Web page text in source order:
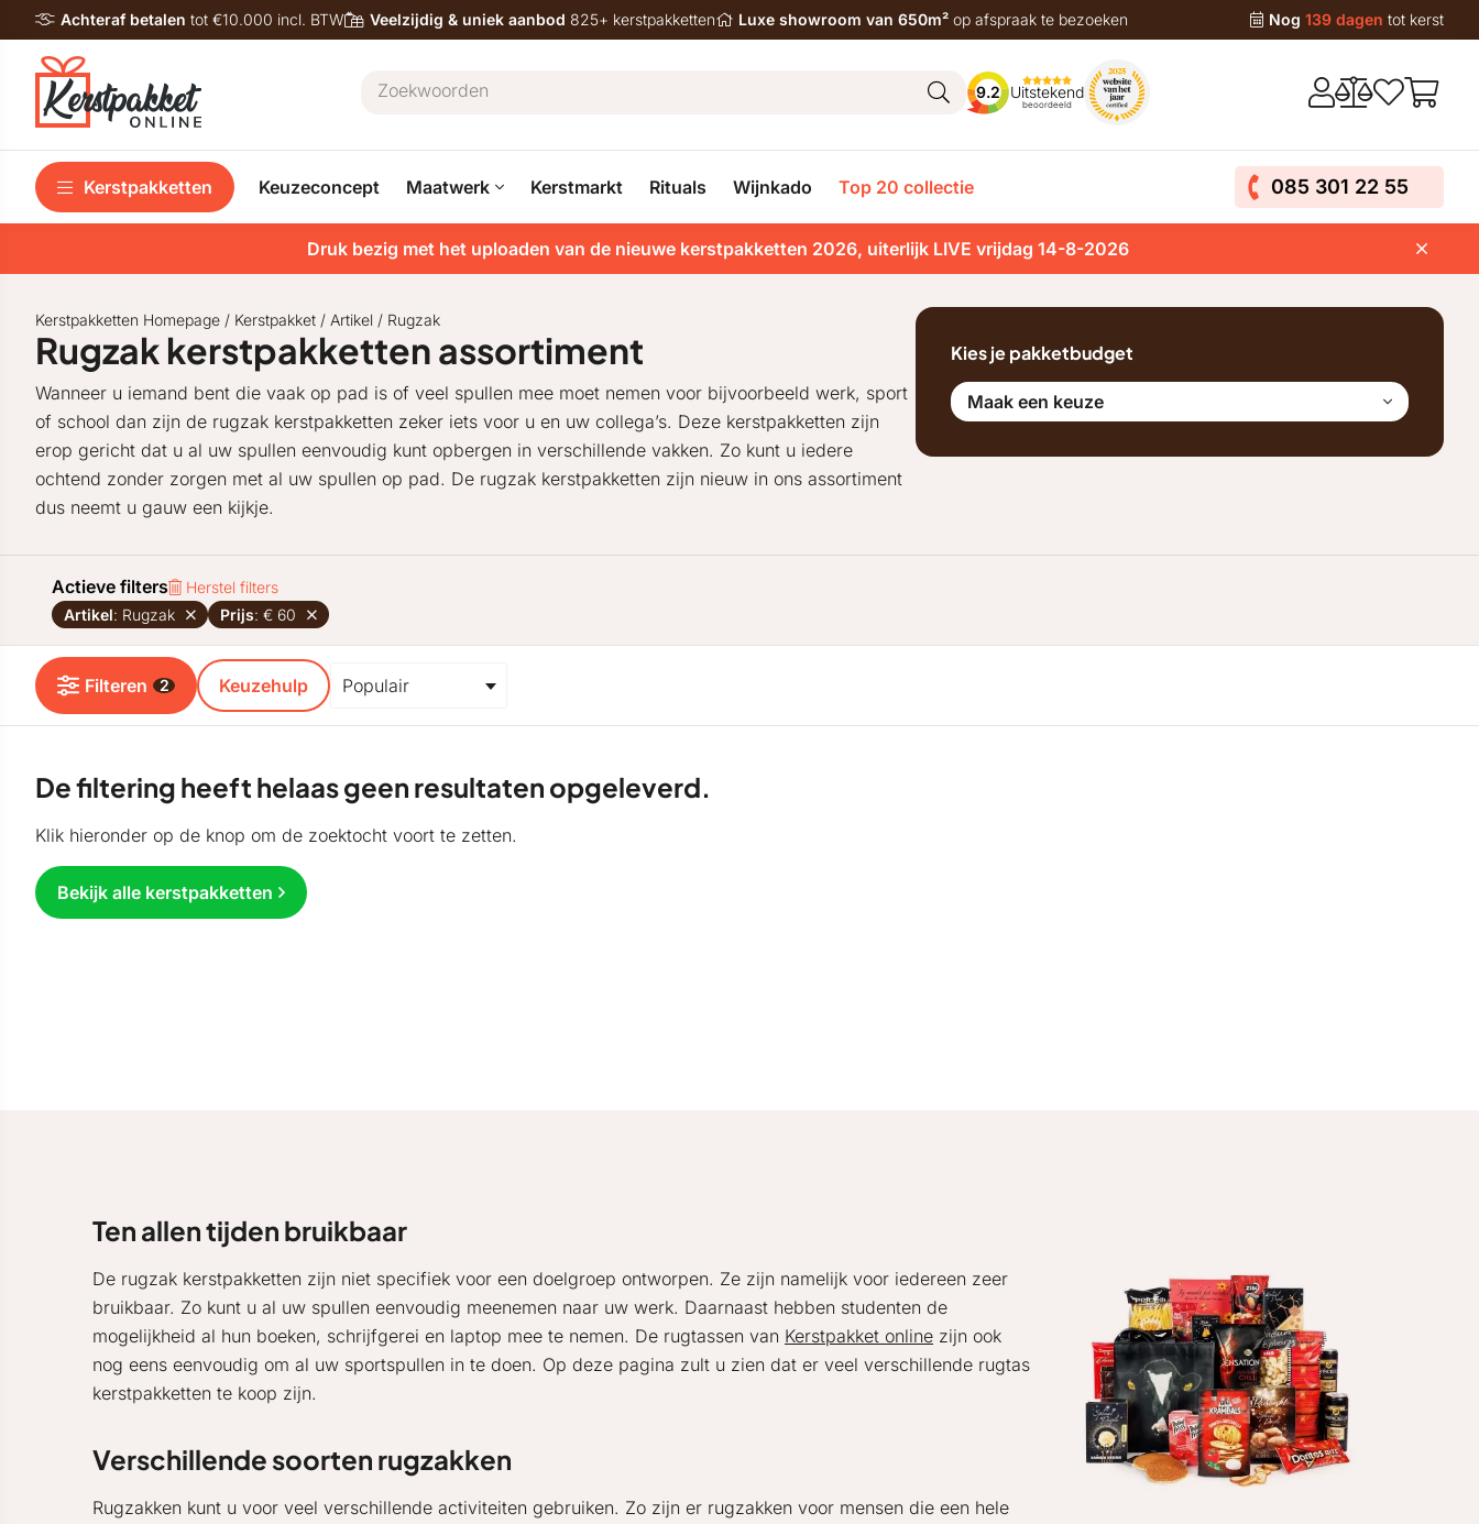
Achteraf betalen tot €10.000 incl. BTW Veelzijdig & uniek aanbod 825+ kerstpakketten Luxe showroom van 650m² op afspraak te bezoeken Nog 139 dagen tot kerst
9.2 Uitstekend
beoordeeld
Kerstpakketten Keuzeconcept Maatwerk Kerstmarkt Rituals Wijnkado Top 20 collectie 085 301 22 55
Druk bezig met het uploaden van de nieuwe kerstpakketten 2026, uiterlijk LIVE vrijdag 14-8-2026
Kerstpakketten Homepage / Kerstpakket / Artikel / Rugzak
Rugzak kerstpakketten assortiment
Wanneer u iemand bent die vaak op pad is of veel spullen mee moet nemen voor bijvoorbeeld werk, sport
of school dan zijn de rugzak kerstpakketten zeker iets voor u en uw collega’s. Deze kerstpakketten zijn
erop gericht dat u al uw spullen eenvoudig kunt opbergen in verschillende vakken. Zo kunt u iedere
ochtend zonder zorgen met al uw spullen op pad. De rugzak kerstpakketten zijn nieuw in ons assortiment
dus neemt u gauw een kijkje.
Kies je pakketbudget
Maak een keuze
Actieve filters
Herstel filters
Artikel: Rugzak Prijs: € 60
Filteren 2 Keuzehulp
De filtering heeft helaas geen resultaten opgeleverd.
Klik hieronder op de knop om de zoektocht voort te zetten.
Bekijk alle kerstpakketten
Ten allen tijden bruikbaar
De rugzak kerstpakketten zijn niet specifiek voor een doelgroep ontworpen. Ze zijn namelijk voor iedereen zeer
bruikbaar. Zo kunt u al uw spullen eenvoudig meenemen naar uw werk. Daarnaast hebben studenten de
mogelijkheid al hun boeken, schrijfgerei en laptop mee te nemen. De rugtassen van Kerstpakket online zijn ook
nog eens eenvoudig om al uw sportspullen in te doen. Op deze pagina zult u zien dat er veel verschillende rugtas
kerstpakketten te koop zijn.
Verschillende soorten rugzakken
Rugzakken kunt u voor veel verschillende activiteiten gebruiken. Zo zijn er rugzakken voor mensen die een hele